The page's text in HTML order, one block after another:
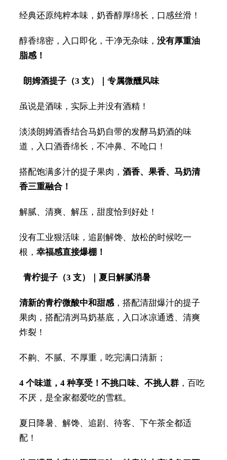
经典还原纯粹本味，奶香醇厚绵长，口感丝滑！
醇香绵密，入口即化，干净无杂味， 没有厚重油
脂感！
朗姆酒提子（3 支）｜专属微醺风味
虽说是酒味，实际上并没有酒精！
淡淡朗姆酒香结合马奶自带的发酵马奶酒的味
道，入口酒香绵长，不冲鼻、不呛口！
搭配饱满多汁的提子果肉， 酒香、果香、马奶清
香三重融合！
解腻、清爽、解压，甜度恰到好处！
没有工业狠活味，追剧解馋、放松的时候吃一
根， 幸福感直接爆棚！
青柠提子（3 支）｜夏日解腻消暑
清新的青柠微酸中和甜感，搭配清甜爆汁的提子
果肉，搭配清冽马奶基底，入口冰凉通透、清爽
炸裂！
不齁、不腻、不厚重，吃完满口清新；
4 个味道，4 种享受！不挑口味、不挑人群，百吃
不厌，是全家都爱吃的雪糕。
夏日降暑、解馋、追剧、待客、下午茶全都适
配！